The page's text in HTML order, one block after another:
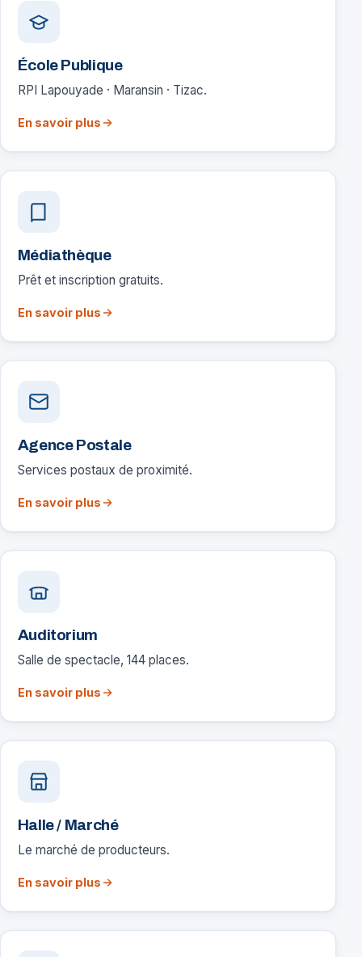
École Publique
RPI Lapouyade · Maransin · Tizac.
En savoir plus
Médiathèque
Prêt et inscription gratuits.
En savoir plus
Agence Postale
Services postaux de proximité.
En savoir plus
Auditorium
Salle de spectacle, 144 places.
En savoir plus
Halle / Marché
Le marché de producteurs.
En savoir plus